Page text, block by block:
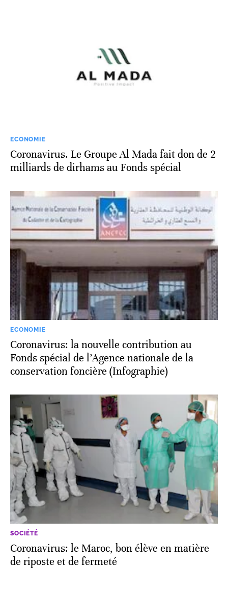
ECONOMIE
Coronavirus. Le Groupe Al Mada fait don de 2
milliards de dirhams au Fonds spécial
ECONOMIE
Coronavirus: la nouvelle contribution au
Fonds spécial de l’Agence nationale de la
conservation foncière (Infographie)
SOCIÉTÉ
Coronavirus: le Maroc, bon élève en matière
de riposte et de fermeté